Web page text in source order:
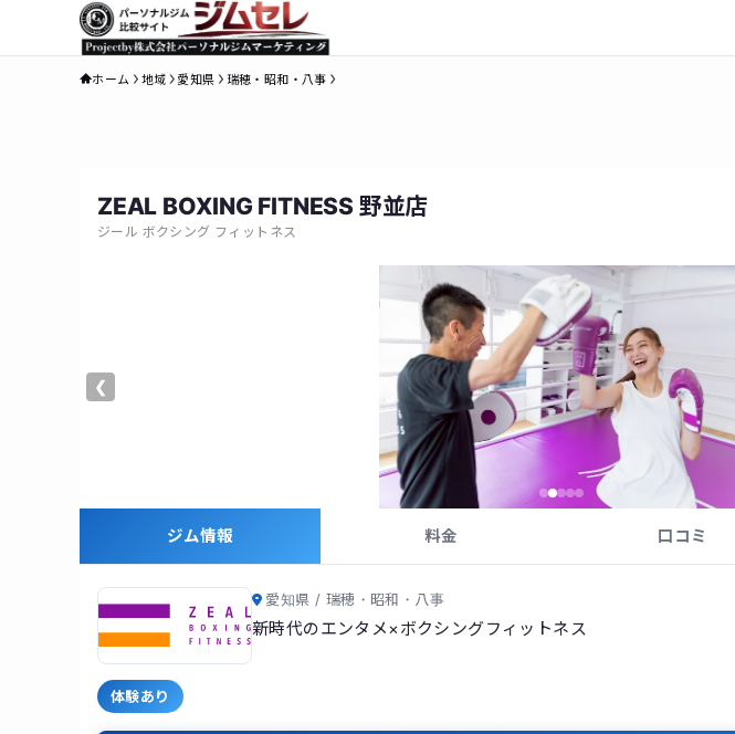
ホーム 地域 愛知県 瑞穂・昭和・八事
ZEAL BOXING FITNESS 野並店
ジール ボクシング フィットネス
❮
ジム情報 料金 口コミ
愛知県 / 瑞穂・昭和・八事
新時代のエンタメ×ボクシングフィットネス
体験あり